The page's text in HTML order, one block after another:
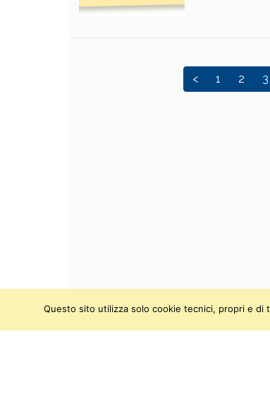
< 1 2 3
Questo sito utilizza solo cookie tecnici, propri e